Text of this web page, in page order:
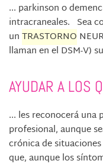
... parkinson o
intracraneales. Sea
unTRASTORNO
llaman en el DSM-V)
AYUDAR A LOS
... les reconocerá
profesional, aunque
crónica de
que, aunque los